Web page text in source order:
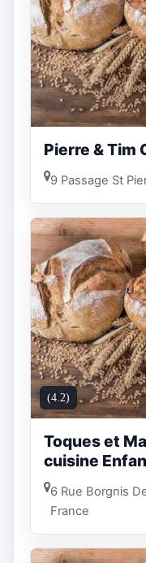
Pierre & Tim
9 Passage St
(4.2)
Toques et
cuisine
6 Rue Borgnis
France